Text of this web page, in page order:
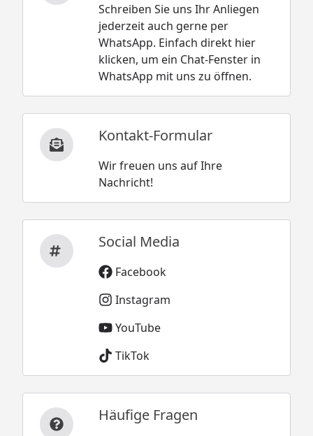
Schreiben Sie uns Ihr Anliegen
jederzeit auch gerne per
WhatsApp. Einfach direkt hier
klicken, um ein Chat-Fenster in
WhatsApp mit uns zu öffnen.
Kontakt-Formular
Wir freuen uns auf Ihre
Nachricht!
Social Media
Facebook
Instagram
YouTube
TikTok
Häufige Fragen